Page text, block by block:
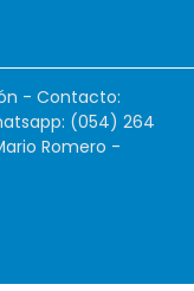
- Contacto:
(054) 264
Romero -